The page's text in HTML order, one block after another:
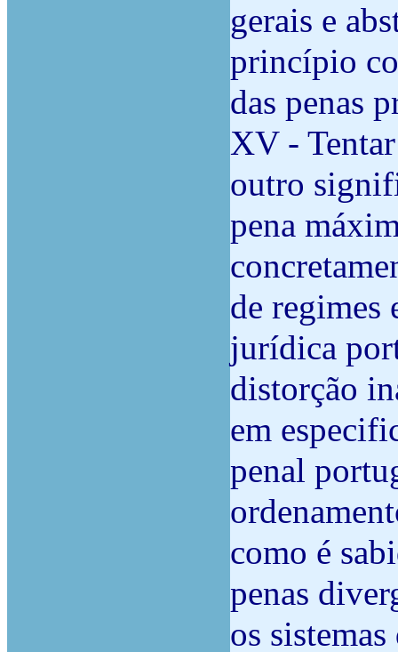
gerais e
princípio
das penas
XV -
outro
pena
de regimes
jurídica
distorção
em
penal
como é
penas
os